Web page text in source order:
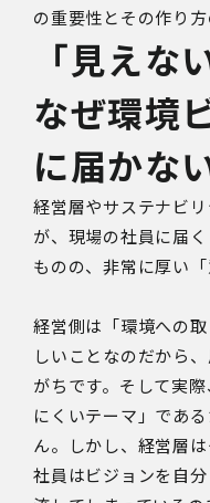
の重要性とその作り方
「見えな
なぜ環境
に届かな
経営層やサステナビ
が、現場の社員に届
ものの、非常に厚い
経営側は「環境への
しいことなのだから
がちです。そして実
にくいテーマ」であ
ん。しかし、経営層
社員はビジョンを自